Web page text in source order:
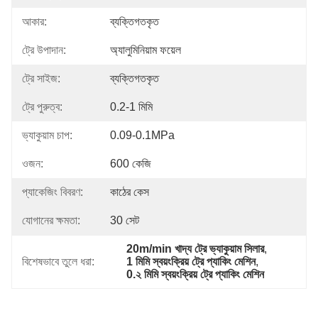
আকার: ব্যক্তিগতকৃত
ট্রে উপাদান: অ্যালুমিনিয়াম ফয়েল
ট্রে সাইজ: ব্যক্তিগতকৃত
ট্রে পুরুত্ব: 0.2-1 মিমি
ভ্যাকুয়াম চাপ: 0.09-0.1MPa
ওজন: 600 কেজি
প্যাকেজিং বিবরণ: কাঠের কেস
যোগানের ক্ষমতা: 30 সেট
বিশেষভাবে তুলে ধরা:
20m/min খাদ্য ট্রে ভ্যাকুয়াম সিলার,
1 মিমি স্বয়ংক্রিয় ট্রে প্যাকিং মেশিন,
0.২ মিমি স্বয়ংক্রিয় ট্রে প্যাকিং মেশিন